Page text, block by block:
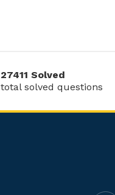
27411 Solved
total solved questions